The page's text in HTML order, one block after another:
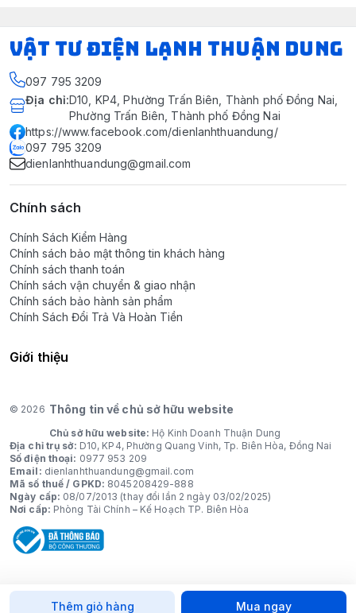
Thêm giỏ hàng Mua ngay
VẬT TƯ ĐIỆN LẠNH THUẬN DUNG
097 795 3209
Địa chỉ:D10, KP4, Phường Trấn Biên, Thành phố Đồng Nai,
Phường Trấn Biên, Thành phố Đồng Nai
https://www.facebook.com/dienlanhthuandung/
097 795 3209
dienlanhthuandung@gmail.com
Chính sách
Chính Sách Kiểm Hàng
Chính sách bảo mật thông tin khách hàng
Chính sách thanh toán
Chính sách vận chuyển & giao nhận
Chính sách bảo hành sản phẩm
Chính Sách Đổi Trả Và Hoàn Tiền
Giới thiệu
© 2026 Thông tin về chủ sở hữu website
Chủ sở hữu website: Hộ Kinh Doanh Thuận Dung
Địa chỉ trụ sở: D10, KP4, Phường Quang Vinh, Tp. Biên Hòa, Đồng Nai
Số điện thoại: 0977 953 209
Email: dienlanhthuandung@gmail.com
Mã số thuế / GPKD: 8045208429-888
Ngày cấp: 08/07/2013 (thay đổi lần 2 ngày 03/02/2025)
Nơi cấp: Phòng Tài Chính – Kế Hoạch TP. Biên Hòa